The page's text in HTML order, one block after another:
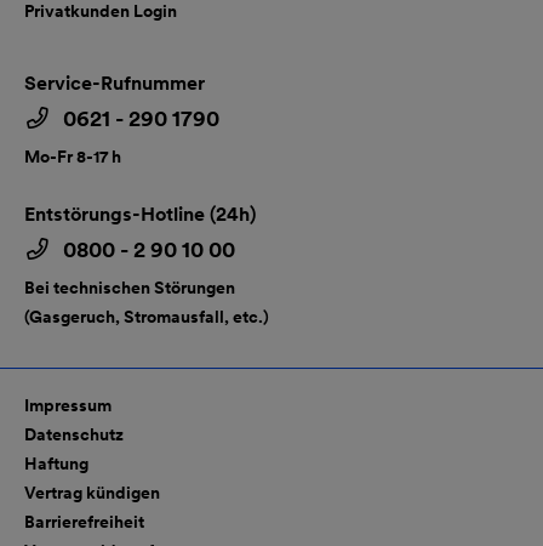
Privatkunden Login
Service-Rufnummer
0621 - 290 1790
Mo-Fr 8-17 h
Entstörungs-Hotline (24h)
0800 - 2 90 10 00
Bei technischen Störungen
(Gasgeruch, Stromausfall, etc.)
Impressum
Datenschutz
Haftung
Vertrag kündigen
Barrierefreiheit